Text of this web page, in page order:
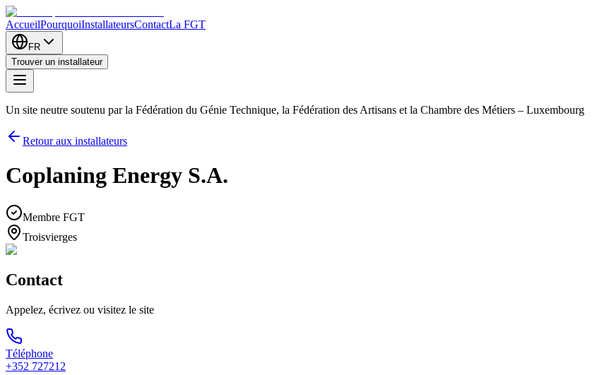
AccueilPourquoiInstallateursContactLa FGT
FR
Trouver un installateur
Un site neutre soutenu par la Fédération du Génie Technique, la Fédération des Artisans et la Chambre des Métiers – Luxembourg
Retour aux installateurs
Coplaning Energy S.A.
Membre FGT
Troisvierges
Contact
Appelez, écrivez ou visitez le site
Téléphone
+352 727212